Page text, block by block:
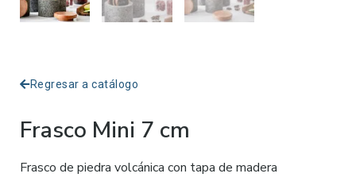
Regresar a catálogo
Frasco Mini 7 cm
Frasco de piedra volcánica con tapa de madera